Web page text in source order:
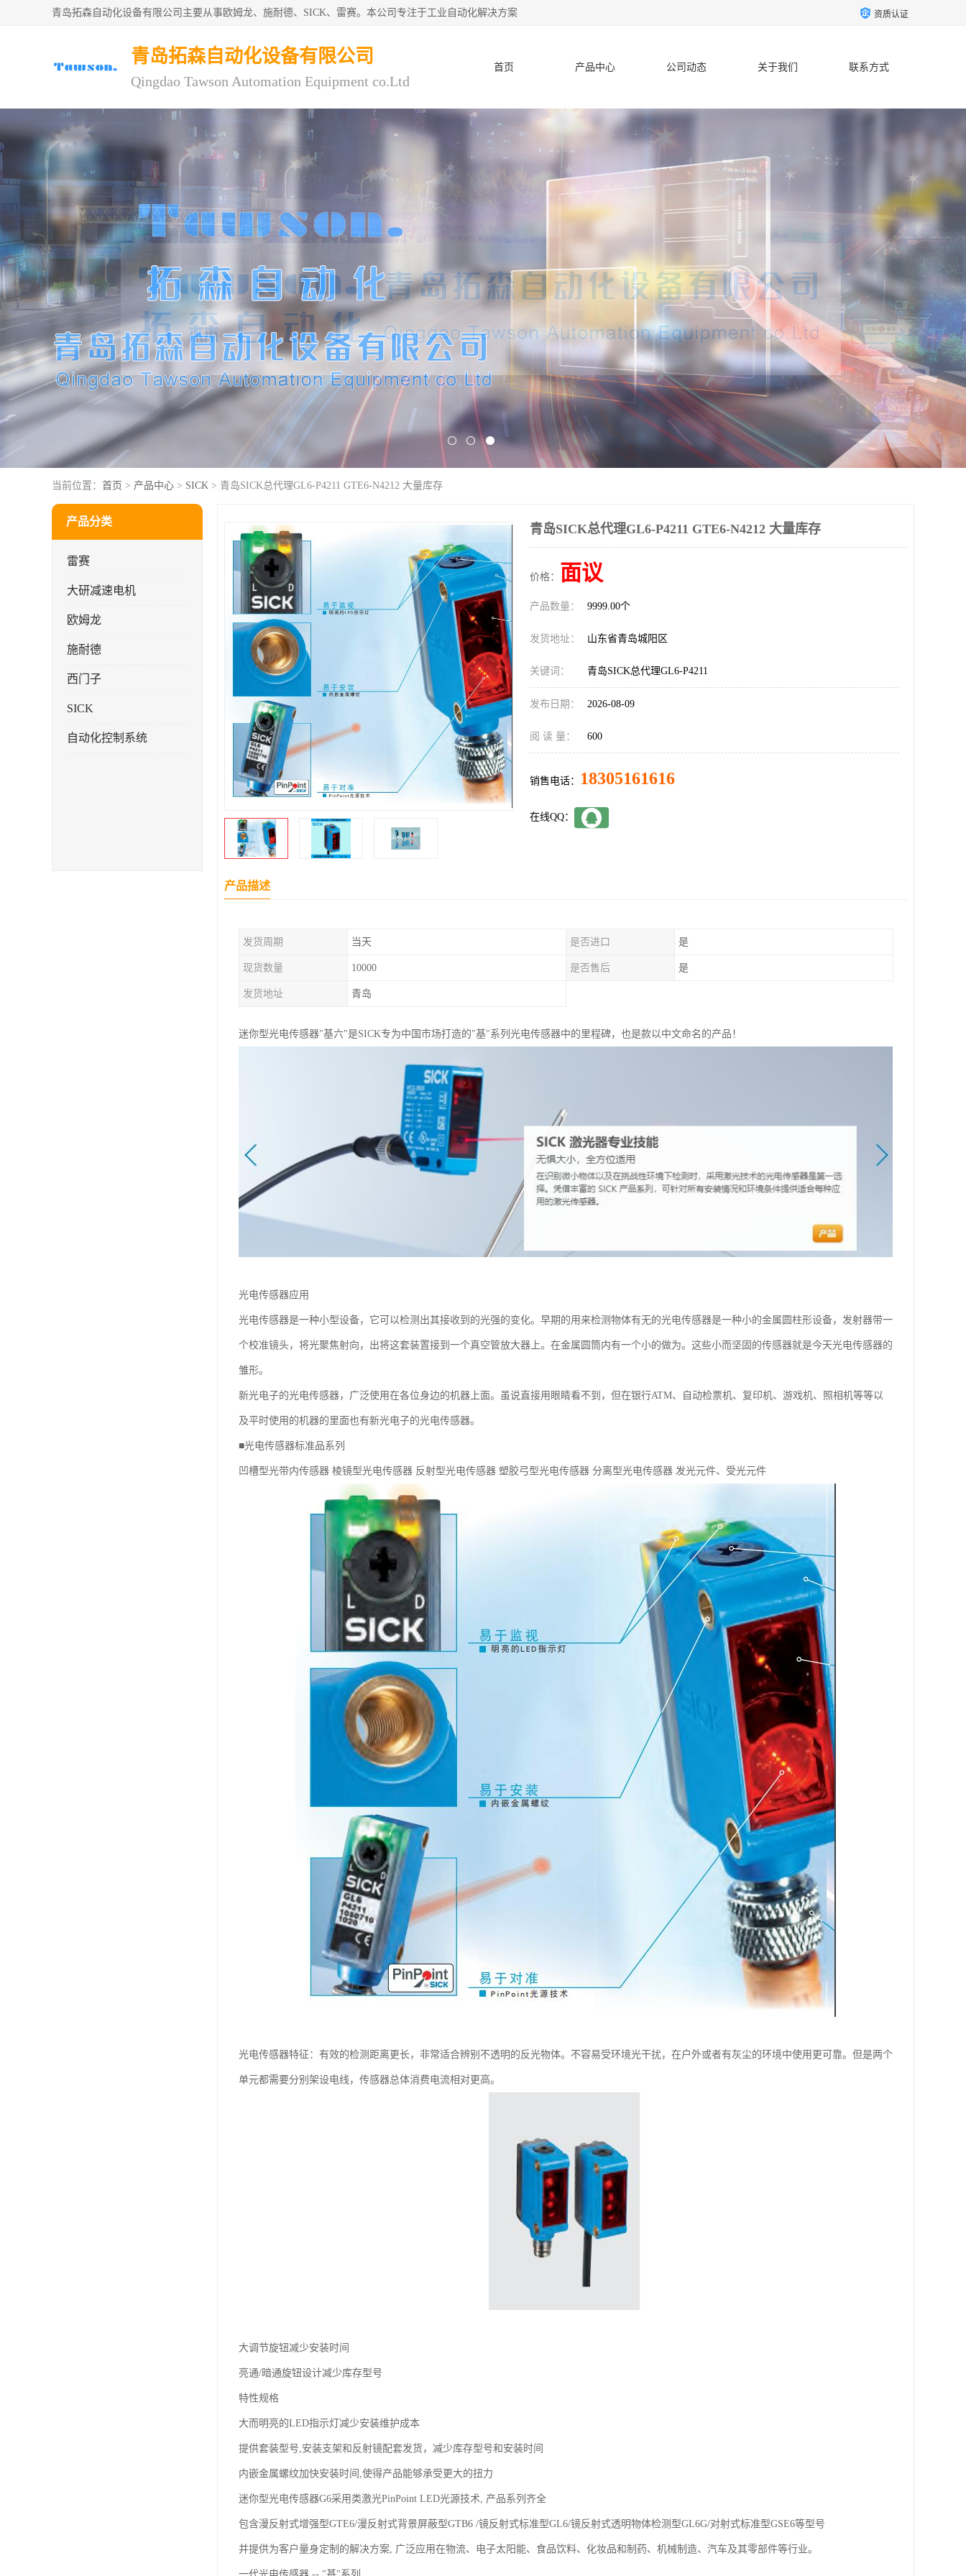
青岛拓森自动化设备有限公司主要从事欧姆龙、施耐德、SICK、雷赛。本公司专注于工业自动化解决方案 资质认证
青岛拓森自动化设备有限公司
Qingdao Tawson Automation Equipment co.Ltd
首页 产品中心 公司动态 关于我们 联系方式
人才招聘
当前位置： 首页 > 产品中心 > SICK > 青岛SICK总代理GL6-P4211 GTE6-N4212 大量库存
产品分类
雷赛
大研减速电机
欧姆龙
施耐德
西门子
SICK
自动化控制系统
青岛SICK总代理GL6-P4211 GTE6-N4212 大量库存
价格： 面议
产品数量： 9999.00个
发货地址： 山东省青岛城阳区
关键词： 青岛SICK总代理GL6-P4211
发布日期： 2026-08-09
阅 读 量： 600
销售电话： 18305161616
在线QQ：
产品描述
发货周期 当天 是否进口 是
现货数量 10000 是否售后 是
发货地址 青岛
迷你型光电传感器"基六"是SICK专为中国市场打造的"基"系列光电传感器中的里程碑，也是款以中文命名的产品！
光电传感器应用
光电传感器是一种小型设备，它可以检测出其接收到的光强的变化。早期的用来检测物体有无的光电传感器是一种小的金属圆柱形设备，发射器带一
个校准镜头，将光聚焦射向，出将这套装置接到一个真空管放大器上。在金属圆筒内有一个小的做为。这些小而坚固的传感器就是今天光电传感器的
雏形。
新光电子的光电传感器，广泛使用在各位身边的机器上面。虽说直接用眼睛看不到，但在银行ATM、自动检票机、复印机、游戏机、照相机等等以
及平时使用的机器的里面也有新光电子的光电传感器。
■光电传感器标准品系列
凹槽型光带内传感器 棱镜型光电传感器 反射型光电传感器 塑胶弓型光电传感器 分离型光电传感器 发光元件、受光元件
光电传感器特征：有效的检测距离更长，非常适合辨别不透明的反光物体。不容易受环境光干扰，在户外或者有灰尘的环境中使用更可靠。但是两个
单元都需要分别架设电线，传感器总体消费电流相对更高。
大调节旋钮减少安装时间
亮通/暗通旋钮设计减少库存型号
特性规格
大而明亮的LED指示灯减少安装维护成本
提供套装型号,安装支架和反射镜配套发货，减少库存型号和安装时间
内嵌金属螺纹加快安装时间,使得产品能够承受更大的扭力
迷你型光电传感器G6采用类激光PinPoint LED光源技术, 产品系列齐全
包含漫反射式增强型GTE6/漫反射式背景屏蔽型GTB6 /镜反射式标准型GL6/镜反射式透明物体检测型GL6G/对射式标准型GSE6等型号
并提供为客户量身定制的解决方案, 广泛应用在物流、电子太阳能、食品饮料、化妆品和制药、机械制造、汽车及其零部件等行业。
一代光电传感器 -- "基"系列